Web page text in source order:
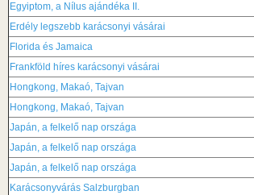
Egyiptom, a Nílus ajándéka II.
Erdély legszebb karácsonyi vásárai
Florida és Jamaica
Frankföld híres karácsonyi vásárai
Hongkong, Makaó, Tajvan
Hongkong, Makaó, Tajvan
Japán, a felkelő nap országa
Japán, a felkelő nap országa
Japán, a felkelő nap országa
Karácsonyvárás Salzburgban